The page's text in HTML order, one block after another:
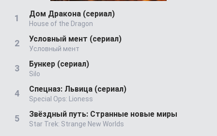
Дом Дракона (сериал)
House of the Dragon
Условный мент (сериал)
Условный мент
Бункер (сериал)
Silo
Спецназ: Львица (сериал)
Special Ops: Lioness
Звёздный путь: Странные новые миры
Star Trek: Strange New Worlds